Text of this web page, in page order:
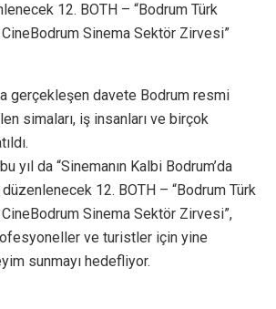
12. BOTH – “Bodrum Türk
Sinema Sektör Zirvesi”
gerçekleşen davete Bodrum resmi
simaları, iş insanları ve birçok
yıl da “Sinemanın Kalbi Bodrum’da
12. BOTH – “Bodrum Türk
Sinema Sektör Zirvesi”,
ve turistler için yine
sunmayı hedefliyor.